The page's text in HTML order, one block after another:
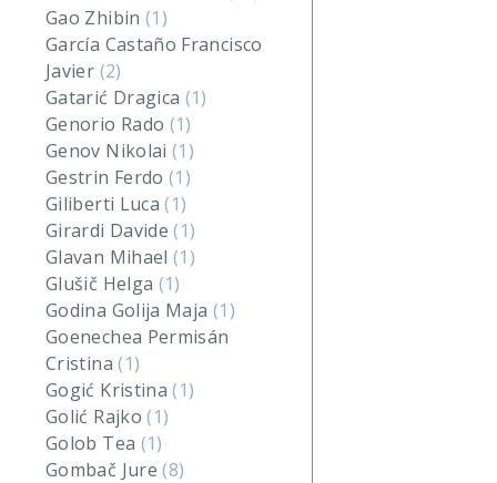
Gao Zhibin (1)
García Castaño Francisco
Javier (2)
Gatarić Dragica (1)
Genorio Rado (1)
Genov Nikolai(1)
Gestrin Ferdo(1)
Giliberti Luca(1)
Girardi Davide(1)
Glavan Mihael(1)
Glušič Helga (1)
Godina Golija Maja (1)
Goenechea Permisán
Cristina(1)
Gogić Kristina(1)
Golić Rajko(1)
Golob Tea (1)
Gombač Jure(8)